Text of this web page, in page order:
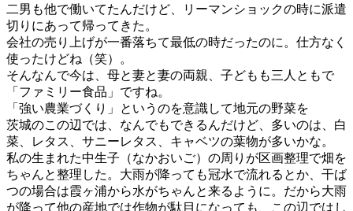
二男も他で働いてたんだけど、リーマンショックの時に派遣
切りにあって帰ってきた。
会社の売り上げが一番落ちて最低の時だったのに。仕方なく
使ったけどね（笑）。
そんなんで今は、母と妻と妻の両親、子どもも三人ともで
「ファミリー食品」ですね。
「強い農業づくり」というのを意識して地元の野菜を
茨城のこの辺では、なんでもできるんだけど、多いのは、白
菜、レタス、サニーレタス、キャベツの葉物が多いかな。
私の生まれた中生子（なかおいご）の周りが区画整理で畑を
ちゃんと整理した。大雨が降っても冠水で流れるとか、干ば
つの場合は霞ヶ浦から水がちゃんと来るように。だから大雨
が降って他の産地では作物が駄目になっても、この辺ではし